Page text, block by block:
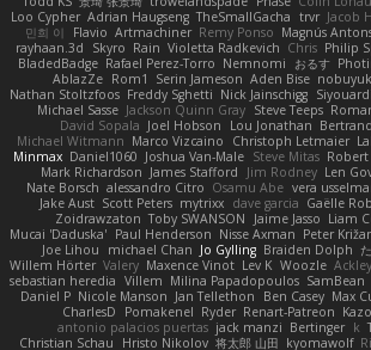
Loo Cypher Adrian Haugseng TheSmallGacha trvr Jacob
민희 이
Flavio Artmachiner Remy Ponso Magnús
rayhaan.3d
Skyro Rain Violetta Radkevich Chris Philip
BladedBadge Rafael Perez-Torro Nemnomi おるす
AblazZe Rom1 Serin Jameson Aden Bise
Nathan Stoltzfoos Freddy Sghetti Nick Jainschigg Siyouardi
Michael Sasse Jackson Quinn Gray Steve Teeps
David Sopala Joel Hobson Lou Jonathan Bertrand
Michael Witmann Marco Vizcaino Christoph Letmaier
Minmax Daniel1060 Joshua Van-Male Steve Mitas
Mark Richardson James Stafford Jim Rodney Len
Nate Borsch alessandro Citro Osamu Abe vera
Jake Aust Scott Peters mytrixx dave garcia Gaëlle
Zoidrawzaton Toby SWANSON Jaime Jasso Liam
Mucai 'Daduska' Paul Henderson Nisse Axman Peter
Joe Lihou
michael Chan Jo Gylling Braiden Dolph
Willem Hörter Valery Maxence Vinot Lev K Woozle Ackley
sebastian heredia Villem Milina Papadopoulos SamBean
Daniel P Nicole Manson Jan Tellethon Ben Casey Max
CharlesD
Pomakenel Ryder Renart-Patreon
antonio palacios puertas jack manzi Bertinger k
Christian Schau
Hristo Nikolov 将太郎 山田 kyomawolf